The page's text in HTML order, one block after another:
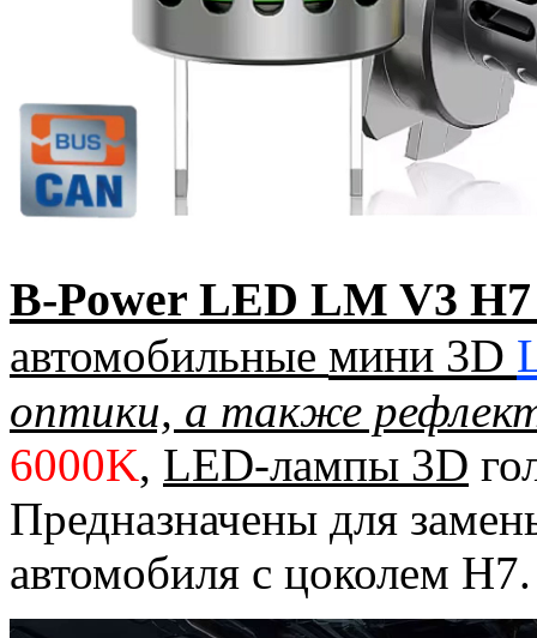
B-Power LED LM V3
автомобильные мини 3D
оптики, а также
6000K, LED-лампы 3D
Предназначены для
автомобиля с цоколем